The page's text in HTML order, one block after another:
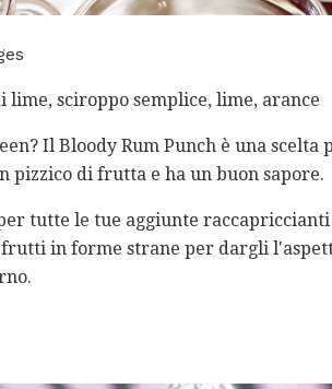
lime, sciroppo semplice, lime, arance
Il Bloody Rum Punch è una scelta
pizzico di frutta e ha un buon sapore.
tutte le tue aggiunte raccapriccianti
in forme strane per dargli